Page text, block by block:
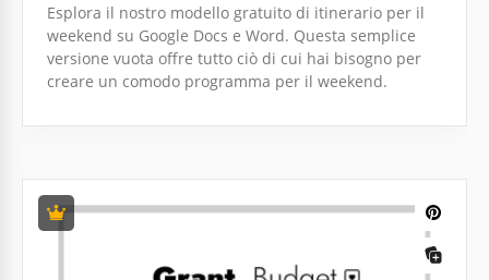
Esplora il nostro modello gratuito di itinerario per il
weekend su Google Docs e Word. Questa semplice
versione vuota offre tutto ciò di cui hai bisogno per
creare un comodo programma per il weekend.